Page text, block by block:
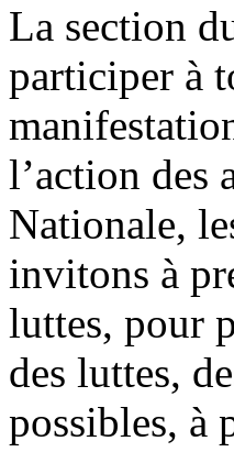
La section
participer à
l’action des
Nationale,
invitons à
luttes, pour
des luttes,
possibles, à